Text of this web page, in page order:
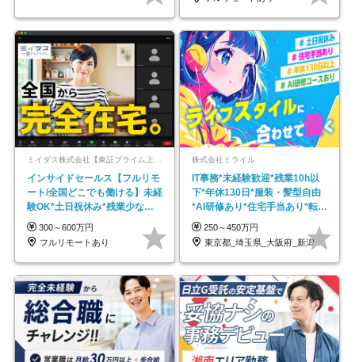
インサイドセールス【フルリモ
ート/全国どこでも働ける】未経
験OK*土日祝休み*残業少なめ*
在宅勤務手当あり
300～600万円
フルリモートあり
株式会社ミライル
IT事務*未経験歓迎*残業10h以
下*年休130日*服装・髪型自由
*AI研修あり*住宅手当あり*転勤
なし
250～450万円
東京都_埼玉県_大阪府_新潟県_福岡県